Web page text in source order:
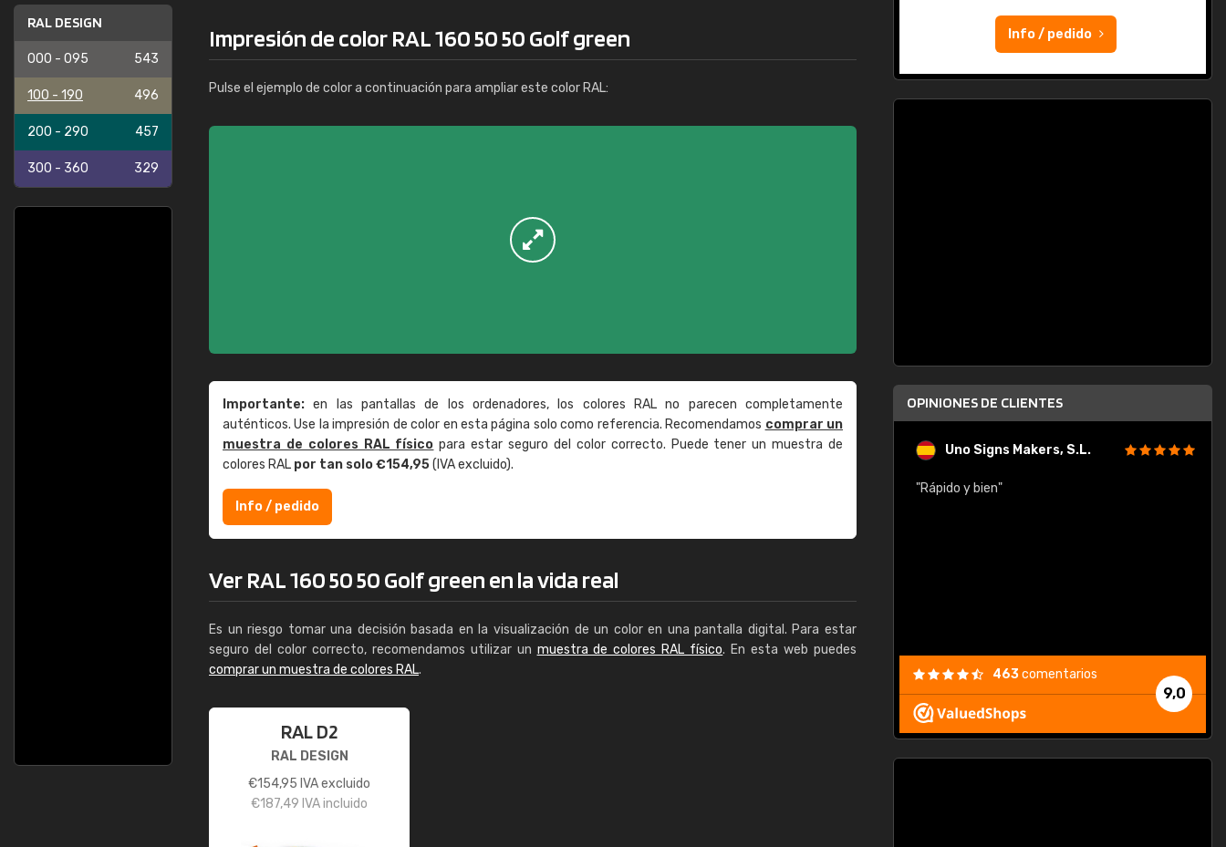
RAL DESIGN
000 - 095 543
100 - 190 496
200 - 290 457
300 - 360 329
Impresión de color RAL 160 50 50 Golf green
Pulse el ejemplo de color a continuación para ampliar este color RAL:
Importante: en las pantallas de los ordenadores, los colores RAL no parecen completamente
auténticos. Use la impresión de color en esta página solo como referencia. Recomendamos comprar un
muestra de colores RAL físico para estar seguro del color correcto. Puede tener un muestra de
colores RAL por tan solo €154,95(IVA excluido).
Info / pedido
Ver RAL 160 50 50 Golf green en la vida real
Es un riesgo tomar una decisión basada en la visualización de un color en una pantalla digital. Para estar
seguro del color correcto, recomendamos utilizar un muestra de colores RAL físico. En esta web puedes
comprar un muestra de colores RAL.
RAL D2
RAL DESIGN
€154,95 IVA excluido
€187,49 IVA incluido
Info / pedido
OPINIONES DE CLIENTES
Enrique Uno Signs Makers, S.L.
"Rápido y bien"
9,0
463comentarios